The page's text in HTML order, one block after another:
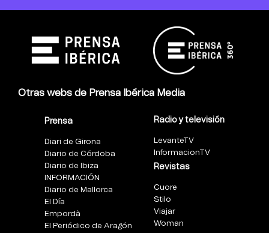
Otras webs de Prensa Ibérica Media
Prensa
Diari de Girona
Diario de Córdoba
Diario de Ibiza
INFORMACIÓN
Diario de Mallorca
El Día
Empordà
El Periódico de Aragón
Radio y televisión
LevanteTV
InformacionTV
Revistas
Cuore
Stilo
Viajar
Woman